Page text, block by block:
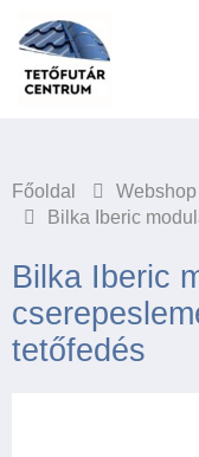
Főoldal Webshop
Bilka Iberic
Bilka Iberic
tetőfedés